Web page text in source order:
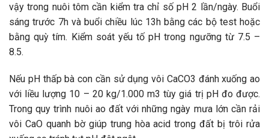
vậy trong nuôi tôm cần kiểm tra chỉ số pH 2 lần/ngày. Buổi
sáng trước 7h và buổi chiều lúc 13h bằng các bộ test hoặc
bằng quỳ tím. Kiểm soát yếu tố pH trong ngưỡng từ 7.5 –
8.5.
Nếu pH thấp bà con cần sử dụng vôi CaCO3 đánh xuống ao
với liều lượng 10 – 20 kg/1.000 m3 tùy giá trị pH đo được.
Trong quy trình nuôi ao đất với những ngày mưa lớn cần rải
vôi CaO quanh bờ giúp trung hòa acid trong đất bị trôi rửa